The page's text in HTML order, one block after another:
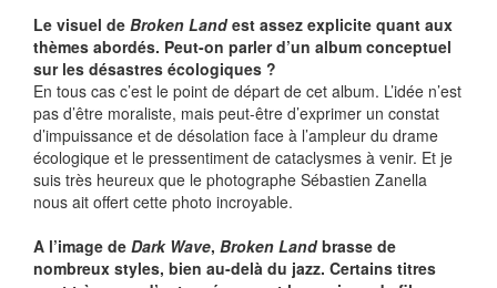
Le visuel de Broken Landest assez explicite quant aux
thèmes abordés. Peut-on parler d’un album conceptuel
sur les désastres écologiques ?
En tous cas c’est le point de départ de cet album. L’idée n’est
pas d’être moraliste, mais peut-être d’exprimer un constat
d’impuissance et de désolation face à l’ampleur du drame
écologique et le pressentiment de cataclysmes à venir. Et je
suis très heureux que le photographe Sébastien Zanella
nous ait offert cette photo incroyable.
A l’image de Dark Wave, Broken Landbrasse de
nombreux styles, bien au-delà du jazz. Certains titres